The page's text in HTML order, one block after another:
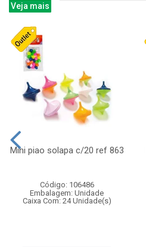
Veja mais
Mini piao solapa c/20 ref 863
Código: 106486
Embalagem: Unidade
Caixa Com: 24 Unidade(s)